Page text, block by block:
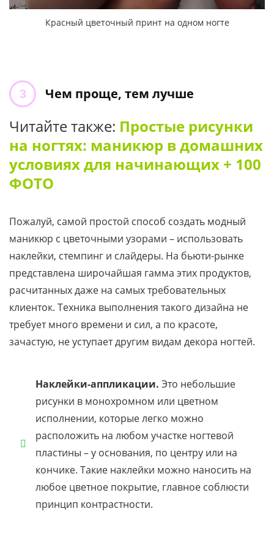
Красный цветочный принт на одном ногте
Чем проще, тем лучше
Читайте также: Простые рисунки
на ногтях: маникюр в домашних
условиях для начинающих + 100
ФОТО
Пожалуй, самой простой способ создать модный
маникюр с цветочными узорами – использовать
наклейки, стемпинг и слайдеры. На бьюти-рынке
представлена широчайшая гамма этих продуктов,
расчитанных даже на самых требовательных
клиенток. Техника выполнения такого дизайна не
требует много времени и сил, а по красоте,
зачастую, не уступает другим видам декора ногтей.
Наклейки-аппликации. Это небольшие
рисунки в монохромном или цветном
исполнении, которые легко можно
расположить на любом участке ногтевой
пластины – у основания, по центру или на
кончике. Такие наклейки можно наносить на
любое цветное покрытие, главное соблюсти
принцип контрастности.